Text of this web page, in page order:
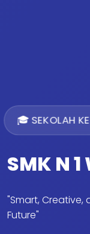
🎓 SEKOLAH
SMK N
"Smart,
Future"